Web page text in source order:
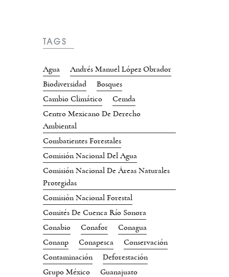
TAGS
Agua
Andrés Manuel López Obrador
Biodiversidad
Bosques
Cambio Climático
Cemda
Centro Mexicano De Derecho
Ambiental
Combatientes Forestales
Comisión Nacional Del Agua
Comisión Nacional De Áreas Naturales
Protegidas
Comisión Nacional Forestal
Comités De Cuenca Río Sonora
Conabio
Conafor
Conagua
Conanp
Conapesca
Conservación
Contaminación
Deforestación
Grupo México
Guanajuato